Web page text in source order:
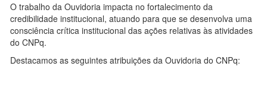
O trabalho da Ouvidoria impacta no fortalecimento da
credibilidade institucional, atuando para que se desenvolva uma
consciência crítica institucional das ações relativas às atividades
do CNPq.
Destacamos as seguintes atribuições da Ouvidoria do CNPq: